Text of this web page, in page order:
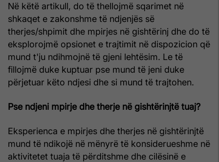
Në këtë artikull, do të thellojmë sqarimet në
shkaqet e zakonshme të ndjenjës së
therjes/shpimit dhe mpirjes në gishtërinj dhe do të
eksplorojmë opsionet e trajtimit në dispozicion që
mund t'ju ndihmojnë të gjeni lehtësim. Le të
fillojmë duke kuptuar pse mund të jeni duke
përjetuar këto ndjesi dhe si mund të trajtohen.
Pse ndjeni mpirje dhe therje në gishtërinjtë tuaj?
Eksperienca e mpirjes dhe therjes në gishtërinjtë
mund të ndikojë në mënyrë të konsiderueshme në
aktivitetet tuaja të përditshme dhe cilësinë e